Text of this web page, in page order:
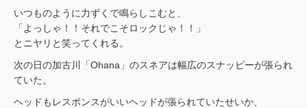
いつものように力ずくで鳴らしこむと、
「よっしゃ！！それでこそロックじゃ！！」
とニヤリと笑ってくれる。
次の日の加古川「Ohana」のスネアは幅広のスナッピーが張られ
ていた。
ヘッドもレスポンスがいいヘッドが張られていたせいか、